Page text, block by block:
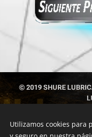
© 2019 SHURE
Utilizamos cookies